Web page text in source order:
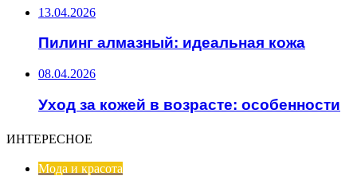
13.04.2026
Пилинг алмазный: идеальная кожа
08.04.2026
Уход за кожей в возрасте: особенности
ИНТЕРЕСНОЕ
Мода и красота